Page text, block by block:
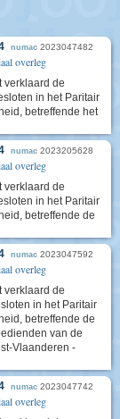
numac 2023047482
overleg
verklaard de
in het Paritair
betreffende het
numac 2023205628
overleg
verklaard de
in het Paritair
betreffende de
numac 2023047592
overleg
verklaard de
in het Paritair
betreffende de
van de
Vlaanderen -
numac 2023047742
overleg